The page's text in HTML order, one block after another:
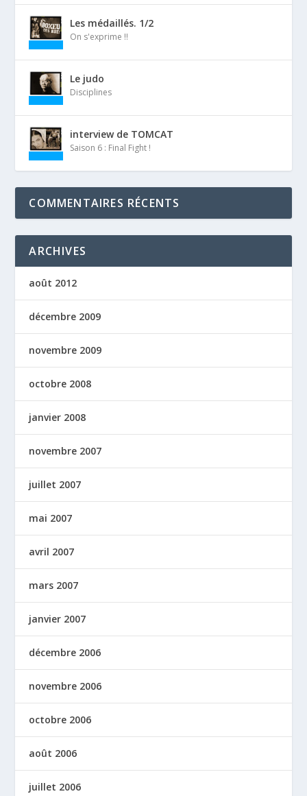
Les médaillés. 1/2
On s'exprime !!
Le judo
Disciplines
interview de TOMCAT
Saison 6 : Final Fight !
COMMENTAIRES RÉCENTS
ARCHIVES
août 2012
décembre 2009
novembre 2009
octobre 2008
janvier 2008
novembre 2007
juillet 2007
mai 2007
avril 2007
mars 2007
janvier 2007
décembre 2006
novembre 2006
octobre 2006
août 2006
juillet 2006